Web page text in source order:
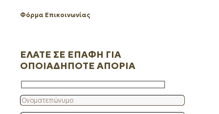
Φόρμα Επικοινωνίας
ΕΛΑΤΕ ΣΕ ΕΠΑΦΗ ΓΙΑ
ΟΠΟΙΑΔΗΠΟΤΕ ΑΠΟΡΙΑ